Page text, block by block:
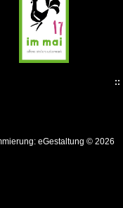
eGestaltung © 2026